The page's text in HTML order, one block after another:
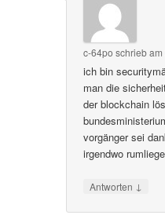
c-64po schriebam
ich bin
man die
der blockchain
vorgänger sei
irgendwo
Antworten ↓